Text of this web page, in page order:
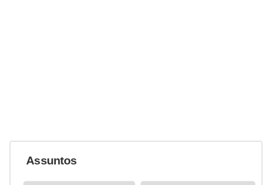
Assuntos